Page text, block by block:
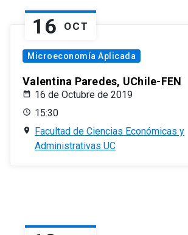
16 OCT
Microeconomía Aplicada
Valentina Paredes, UChile-FEN
16 de Octubre de 2019
15:30
Facultad de Ciencias Económicas y
Administrativas UC